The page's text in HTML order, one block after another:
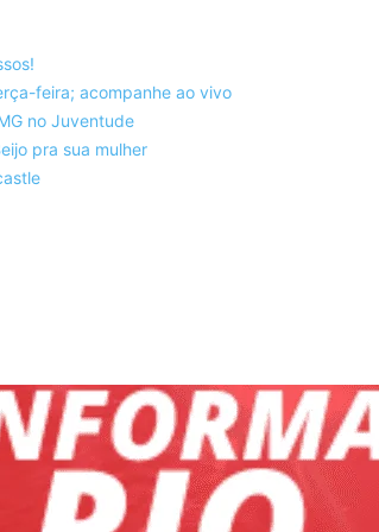
feira; acompanhe ao vivo
no Juventude
pra sua mulher